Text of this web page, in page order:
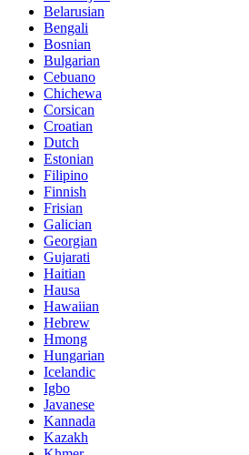
Belarusian
Bengali
Bosnian
Bulgarian
Cebuano
Chichewa
Corsican
Croatian
Dutch
Estonian
Filipino
Finnish
Frisian
Galician
Georgian
Gujarati
Haitian
Hausa
Hawaiian
Hebrew
Hmong
Hungarian
Icelandic
Igbo
Javanese
Kannada
Kazakh